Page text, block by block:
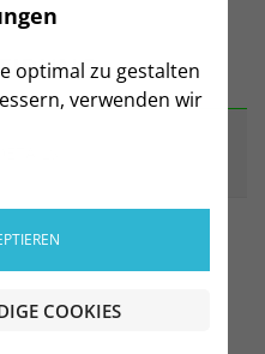
optimal zu gestalten
verwenden wir
COOKIES